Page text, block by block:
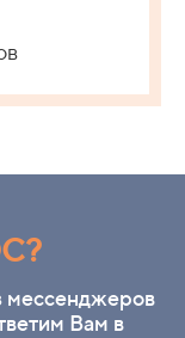
мессенджеров
Вам в